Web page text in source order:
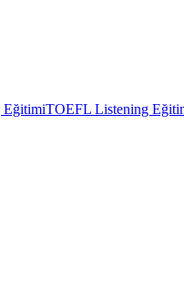
TOEFL Listening